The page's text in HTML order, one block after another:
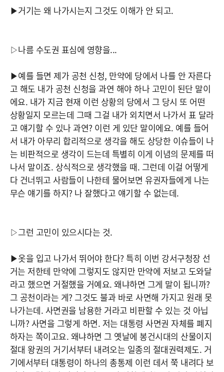
▶거기는 왜 나가시는지 그것도 이해가 안 되고.
▷나름 수도권 표심에 영향을...
▶예를 들면 제가 공천 신청, 만약에 당에서 나를 안 자른다
고 해도 내가 공천 신청을 과연 해야 하나 고민이 된단 말이
에요. 내가 지금 현재 이런 상황의 당에서 그 당시 또 어떤
상황일지 모르는데 그때 그걸 내가 외치면서 나가서 표 달라
고 얘기할 수 있나 과연? 이런 게 있단 말이에요. 예를 들어
서 내가 아무리 합리적으로 생각을 해도 상당한 이슈들이 나
는 비판적으로 생각이 드는데 특별히 이게 이념의 문제를 떠
나서 말이죠. 상식적으로 생각했을 때. 그런데 이걸 어떻게
다 건너뛰고 사람들이 나한테 물어보면 유권자들에게 나는
무슨 얘기를 하지? 나 잘했다고 얘기할 수 없는데.
▷그런 고민이 있으시다는 것.
▶옷을 입고 나가서 뛰어야 한다? 특히 이번 강서구청장 선
거는 저한테 만약에 그렇지도 않지만 만약에 저보고 도와달
라고 했으면 거절했을 거예요. 왜냐하면 그게 말이 됩니까?
그 공천이라는 게? 그것도 불과 바로 사면해 가지고 원래 못
나가는데. 사면권을 남용한 거라고 비판할 수 있는 것 아닙
니까? 사면을 그렇게 하면. 저는 대통령 사면권 자체를 폐지
하자는 쪽이고요. 왜냐하면 그 옛날에 봉건시대의 산물이지
절대 왕권의 거기서부터 내려오는 일종의 절대권력제도. 거
기에서부터 대통령이 하나의 총통제 이런 데서 쭉 내려다 보